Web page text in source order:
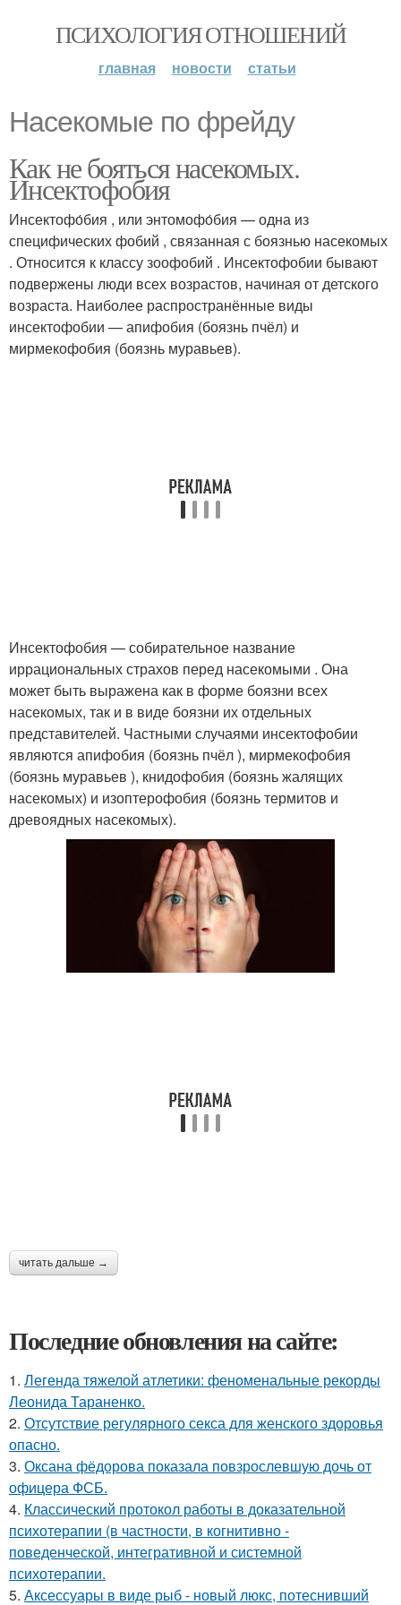
ПСИХОЛОГИЯ ОТНОШЕНИЙ
главная новости статьи
Насекомые по фрейду
Как не бояться насекомых.
Инсектофобия
Инсектофо́бия , или энтомофо́бия — одна из
специфических фобий , связанная с боязнью насекомых
. Относится к классу зоофобий . Инсектофобии бывают
подвержены люди всех возрастов, начиная от детского
возраста. Наиболее распространённые виды
инсектофобии — апифобия (боязнь пчёл) и
мирмекофобия (боязнь муравьев).
Инсектофобия — собирательное название
иррациональных страхов перед насекомыми . Она
может быть выражена как в форме боязни всех
насекомых, так и в виде боязни их отдельных
представителей. Частными случаями инсектофобии
являются апифобия (боязнь пчёл ), мирмекофобия
(боязнь муравьев ), книдофобия (боязнь жалящих
насекомых) и изоптерофобия (боязнь термитов и
древоядных насекомых).
читать дальше →
Последние обновления на сайте:
1. Легенда тяжелой атлетики: феноменальные рекорды
Леонида Тараненко.
2. Отсутствие регулярного секса для женского здоровья
опасно.
3. Оксана фёдорова показала повзрослевшую дочь от
офицера ФСБ.
4. Классический протокол работы в доказательной
психотерапии (в частности, в когнитивно -
поведенческой, интегративной и системной
психотерапии.
5. Аксессуары в виде рыб - новый люкс, потеснивший